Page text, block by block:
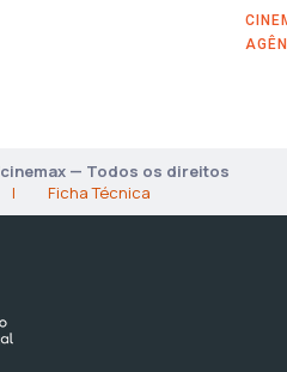
— Todos os direitos
| Ficha Técnica